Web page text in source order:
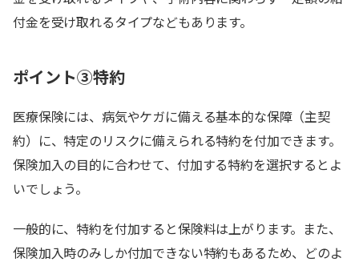
付金を受け取れるタイプなどもあります。
ポイント③特約
医療保険には、病気やケガに備える基本的な保障（主契
約）に、特定のリスクに備えられる特約を付加できます。
保険加入の目的に合わせて、付加する特約を選択するとよ
いでしょう。
一般的に、特約を付加すると保険料は上がります。また、
保険加入時のみしか付加できない特約もあるため、どのよ